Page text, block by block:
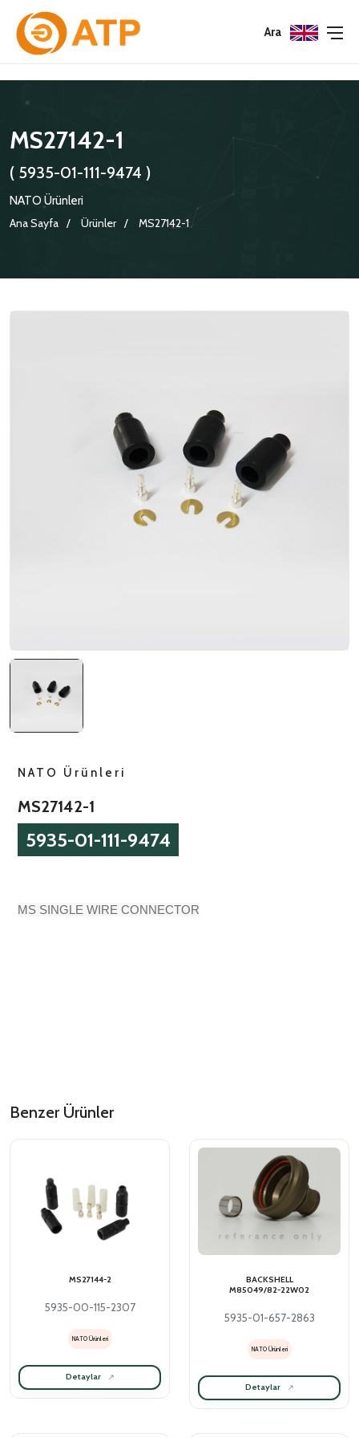
Ara
MS27142-1
( 5935-01-111-9474 )
NATO Ürünleri
Ana Sayfa
Ürünler MS27142-1
NATO Ürünleri
MS27142-1
5935-01-111-9474
MS SINGLE WIRE CONNECTOR
Benzer Ürünler
MS27144-2
5935-00-115-2307
NATO Ürünleri
Detaylar
BACKSHELL
M85049/82-22W02
5935-01-657-2863
NATO Ürünleri
Detaylar
Menu
KATALOGLAR
SERTIFIKALAR
Menu
ÇEVRE YÖNETIM POLITIKASI
BILGI GÜVENLIĞI POLITIKASI
Menu
KONNEKTÖRLER
ADAPTÖRLER